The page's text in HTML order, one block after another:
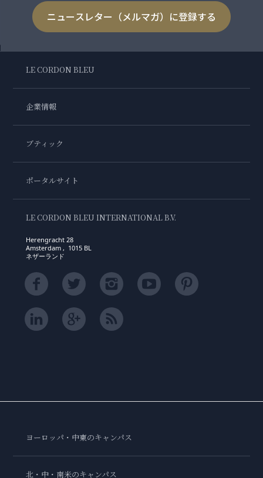
ニュースレター（メルマガ）に登録する
LE CORDON BLEU
企業情報
ブティック
ポータルサイト
LE CORDON BLEU INTERNATIONAL B.V.
Herengracht 28
Amsterdam , 1015 BL
ネザーランド
ヨーロッパ・中東のキャンパス
北・中・南米のキャンパス